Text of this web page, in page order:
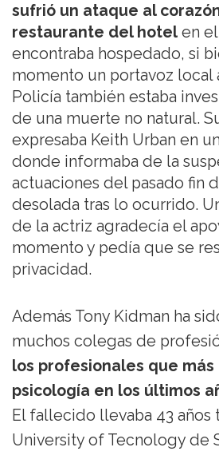
sufrió un ataque al
restaurante del hotel en
encontraba hospedado, si
momento un portavoz local
Policía también estaba
de una muerte no natural.
expresaba Keith Urban en
donde informaba de la
actuaciones del pasado fin
desolada tras lo ocurrido.
de la actriz agradecía el
momento y pedía que se
privacidad.
Además Tony Kidman ha
muchos colegas de
los profesionales que más
psicología en los últimos
El fallecido llevaba 43 años
University of Tecnology de